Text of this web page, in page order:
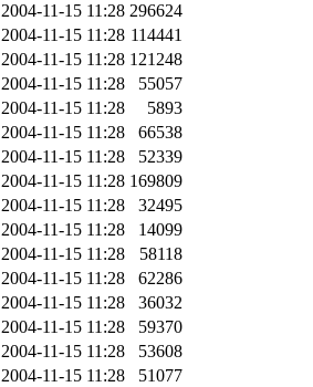
2004-11-15 11:28 296624
2004-11-15 11:28 114441
2004-11-15 11:28 121248
2004-11-15 11:28
55057
2004-11-15 11:28
5893
2004-11-15 11:28
66538
2004-11-15 11:28
52339
2004-11-15 11:28 169809
2004-11-15 11:28
32495
2004-11-15 11:28
14099
2004-11-15 11:28
58118
2004-11-15 11:28
62286
2004-11-15 11:28
36032
2004-11-15 11:28
59370
2004-11-15 11:28
53608
2004-11-15 11:28
51077